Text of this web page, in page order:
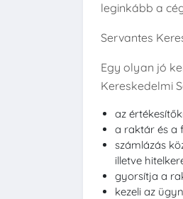
leginkább a
Servantes
Egy olyan jó
Kereskedelmi
az
a raktár és a
számlázás
illetve
gyorsítja a
kezeli az